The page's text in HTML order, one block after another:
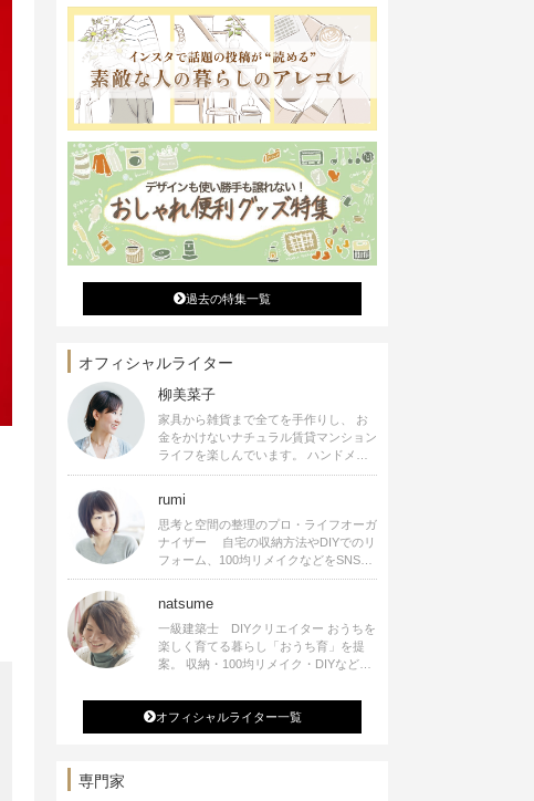
過去の特集一覧
オフィシャルライター
柳美菜子
家具から雑貨まで全てを手作りし、 お
金をかけないナチュラル賃貸マンション
ライフを楽しんでいます。 ハンドメイ
ド雑貨やインテリアに関する著書も出
ます。
rumi
思考と空間の整理のプロ・ライフオーガ
ナイザー 自宅の収納方法やDIYでのリ
フォーム、100均リメイクなどをSNSで
公開中。 収納やリメイク、インテリア
シピ提供、店舗プロデュース 2016年９
月に宝島社より【Rumiのおうち時間を
楽しむインテリア】を出版しました。
natsume
一級建築士 DIYクリエイター おうちを
楽しく育てる暮らし「おうち育」を提
案。 収納・100均リメイク・DIYなどお
発信中。 著書 なつめさんちの新しい
のになつかしいアンティークな部屋つく
り 雑誌掲載・TV出演・コラム執筆・
オフィシャルライター一覧
専門家